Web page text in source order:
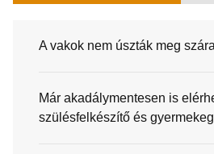
A vakok nem úszták meg
Már akadálymentesen is
szülésfelkészítő és